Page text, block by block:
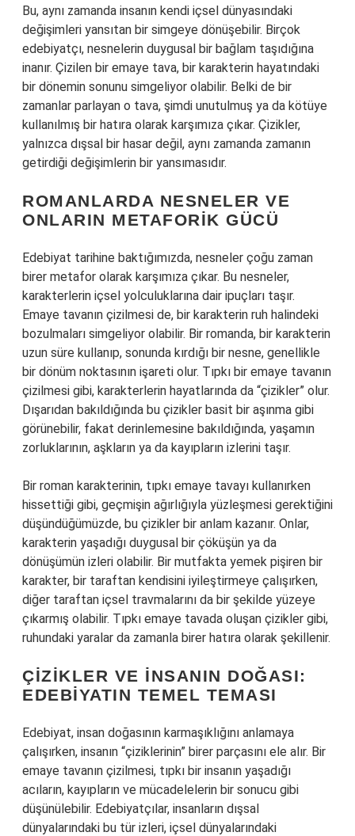
Bu, aynı zamanda insanın kendi içsel dünyasındaki
değişimleri yansıtan bir simgeye dönüşebilir. Birçok
edebiyatçı, nesnelerin duygusal bir bağlam taşıdığına
inanır. Çizilen bir emaye tava, bir karakterin hayatındaki
bir dönemin sonunu simgeliyor olabilir. Belki de bir
zamanlar parlayan o tava, şimdi unutulmuş ya da kötüye
kullanılmış bir hatıra olarak karşımıza çıkar. Çizikler,
yalnızca dışsal bir hasar değil, aynı zamanda zamanın
getirdiği değişimlerin bir yansımasıdır.
ROMANLARDA NESNELER VE
ONLARIN METAFORIK GÜCÜ
Edebiyat tarihine baktığımızda, nesneler çoğu zaman
birer metafor olarak karşımıza çıkar. Bu nesneler,
karakterlerin içsel yolculuklarına dair ipuçları taşır.
Emaye tavanın çizilmesi de, bir karakterin ruh halindeki
bozulmaları simgeliyor olabilir. Bir romanda, bir karakterin
uzun süre kullanıp, sonunda kırdığı bir nesne, genellikle
bir dönüm noktasının işareti olur. Tıpkı bir emaye tavanın
çizilmesi gibi, karakterlerin hayatlarında da “çizikler” olur.
Dışarıdan bakıldığında bu çizikler basit bir aşınma gibi
görünebilir, fakat derinlemesine bakıldığında, yaşamın
zorluklarının, aşkların ya da kayıpların izlerini taşır.
Bir roman karakterinin, tıpkı emaye tavayı kullanırken
hissettiği gibi, geçmişin ağırlığıyla yüzleşmesi gerektiğini
düşündüğümüzde, bu çizikler bir anlam kazanır. Onlar,
karakterin yaşadığı duygusal bir çöküşün ya da
dönüşümün izleri olabilir. Bir mutfakta yemek pişiren bir
karakter, bir taraftan kendisini iyileştirmeye çalışırken,
diğer taraftan içsel travmalarını da bir şekilde yüzeye
çıkarmış olabilir. Tıpkı emaye tavada oluşan çizikler gibi,
ruhundaki yaralar da zamanla birer hatıra olarak şekillenir.
ÇIZIKLER VE İNSANIN DOĞASI:
EDEBIYATIN TEMEL TEMASI
Edebiyat, insan doğasının karmaşıklığını anlamaya
çalışırken, insanın “çiziklerinin” birer parçasını ele alır. Bir
emaye tavanın çizilmesi, tıpkı bir insanın yaşadığı
acıların, kayıpların ve mücadelelerin bir sonucu gibi
düşünülebilir. Edebiyatçılar, insanların dışsal
dünyalarındaki bu tür izleri, içsel dünyalarındaki